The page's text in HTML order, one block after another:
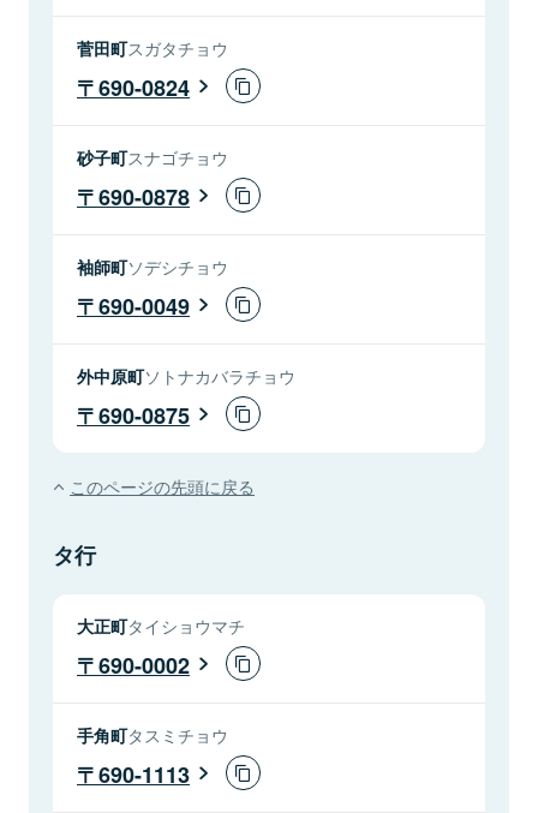
菅田町スガタチョウ
690-0824
砂子町スナゴチョウ
690-0878
袖師町ソデシチョウ
690-0049
外中原町ソトナカバラチョウ
690-0875
このページの先頭に戻る
タ行
大正町タイショウマチ
690-0002
手角町タスミチョウ
690-1113